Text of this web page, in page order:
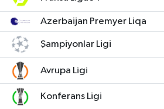
Azerbaijan Premyer Liqa
Şampiyonlar Ligi
Avrupa Ligi
Konferans Ligi